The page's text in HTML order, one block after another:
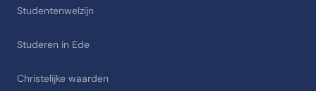
Studentenwelzijn
Studeren in Ede
Christelijke waarden